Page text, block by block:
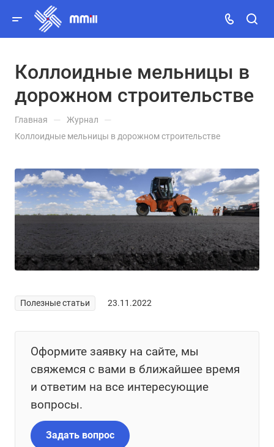
Коллоидные мельницы в
дорожном строительстве
Главная — Журнал —
Коллоидные мельницы в дорожном строительстве
Полезные статьи 23.11.2022
Оформите заявку на сайте, мы
свяжемся с вами в ближайшее время
и ответим на все интересующие
вопросы.
Задать вопрос
Заказать звонок
MAX
WhatsApp